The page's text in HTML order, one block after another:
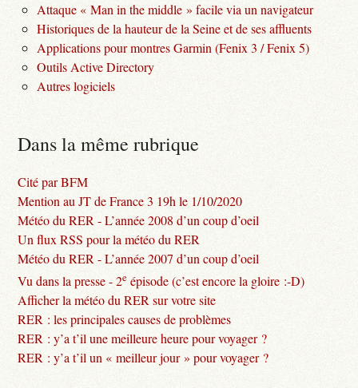
Attaque « Man in the middle » facile via un navigateur
Historiques de la hauteur de la Seine et de ses affluents
Applications pour montres Garmin (Fenix 3 / Fenix 5)
Outils Active Directory
Autres logiciels
Dans la même rubrique
Cité par BFM
Mention au JT de France 3 19h le 1/10/2020
Météo du RER - L’année 2008 d’un coup d’oeil
Un flux RSS pour la météo du RER
Météo du RER - L’année 2007 d’un coup d’oeil
Vu dans la presse - 2e épisode (c’est encore la gloire :-D)
Afficher la météo du RER sur votre site
RER : les principales causes de problèmes
RER : y’a t’il une meilleure heure pour voyager ?
RER : y’a t’il un « meilleur jour » pour voyager ?